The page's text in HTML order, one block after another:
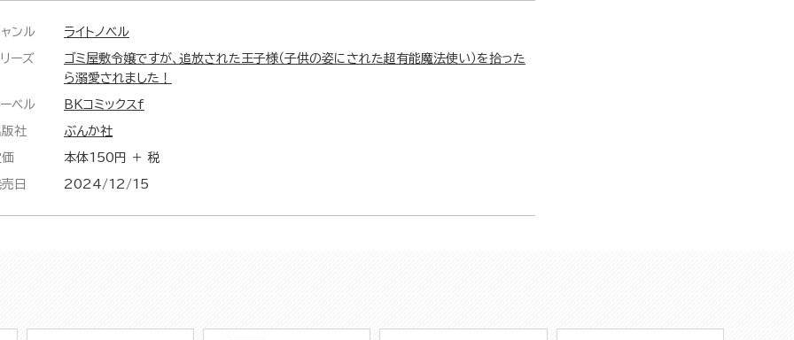
ンル ライトノベル
ーズ
ゴミ屋敷令嬢ですが、追放された王子様（子供の姿にされた超有能魔法使い）を拾った
ら溺愛されました！
ベル BKコミックスf
社 ぶんか社
本体150円 ＋ 税
日 2024/12/15